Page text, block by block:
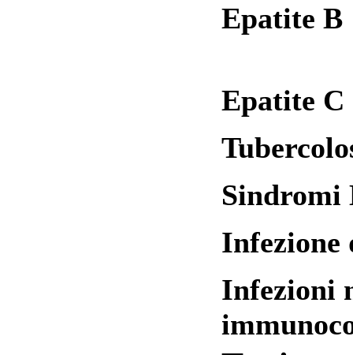
Epatite B
Epatite C
Sindromi
Infezione
Infezioni